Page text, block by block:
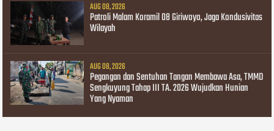
AUG 08, 2026
Patroli Malam Koramil 08 Giriwoyo, Jaga Kondusivitas
Wilayah
AUG 08, 2026
Pegangan dan Sentuhan Tangan Membawa Asa, TMMD
Sengkuyung Tahap III TA. 2026 Wujudkan Hunian
Yang Nyaman